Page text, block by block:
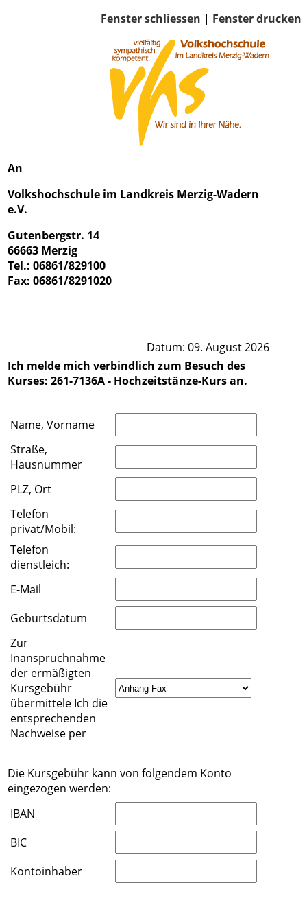
Fenster schliessen | Fenster drucken
An
Volkshochschule im Landkreis Merzig-Wadern
e.V.
Gutenbergstr. 14
66663 Merzig
Tel.: 06861/829100
Fax: 06861/8291020
Datum: 09. August 2026
Ich melde mich verbindlich zum Besuch des
Kurses: 261-7136A - Hochzeitstänze-Kurs an.
Name, Vorname
Straße,
Hausnummer
PLZ, Ort
Telefon
privat/Mobil:
Telefon
dienstleich:
E-Mail
Geburtsdatum
Zur
Inanspruchnahme
der ermäßigten
Kursgebühr
übermittele Ich die
entsprechenden
Nachweise per
Die Kursgebühr kann von folgendem Konto
eingezogen werden:
IBAN
BIC
Kontoinhaber